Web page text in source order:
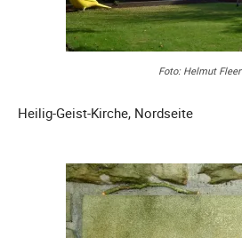
Foto: Helmut Fleer
Heilig-Geist-Kirche, Nordseite